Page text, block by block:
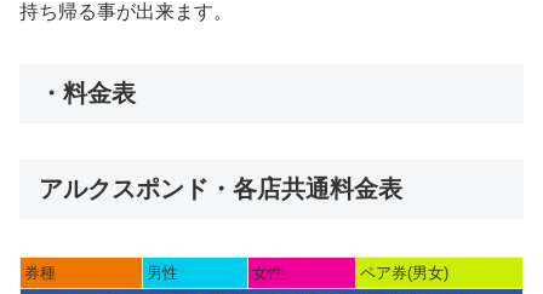
持ち帰る事が出来ます。
・料金表
アルクスポンド・各店共通料金表
券種 男性 女性
ペア券(男女)